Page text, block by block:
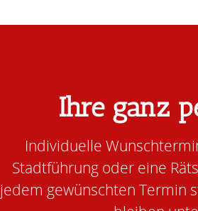
Ihre ganz
Individuelle
Stadtführung oder eine
jedem gewünschten Termin